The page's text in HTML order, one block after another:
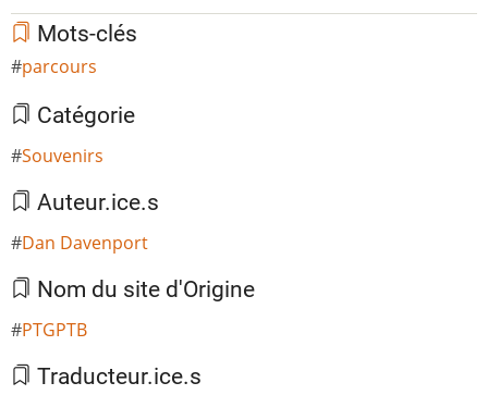
Mots-clés
parcours
Catégorie
Souvenirs
Auteur.ice.s
Dan Davenport
Nom du site d'Origine
PTGPTB
Traducteur.ice.s